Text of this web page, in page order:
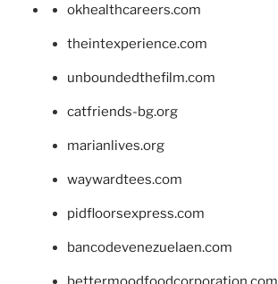
okhealthcareers.com
theintexperience.com
unboundedthefilm.com
catfriends-bg.org
marianlives.org
waywardtees.com
pidfloorsexpress.com
bancodevenezuelaen.com